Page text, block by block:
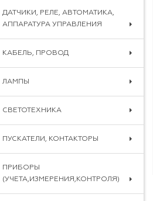
ДАТЧИКИ, РЕЛЕ, АВТОМАТИКА,
АППАРАТУРА УПРАВЛЕНИЯ
КАБЕЛЬ, ПРОВОД
ЛАМПЫ
СВЕТОТЕХНИКА
ПУСКАТЕЛИ, КОНТАКТОРЫ
ПРИБОРЫ
(УЧЕТА,ИЗМЕРЕНИЯ,КОНТРОЛЯ)